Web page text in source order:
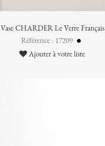
Vase CHARDER Le Verre Français
Référence : 17209
Ajouter à votre liste